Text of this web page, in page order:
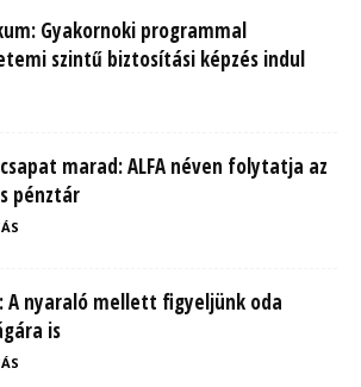
Gyakornoki programmal
szintű biztosítási képzés indul
marad: ALFA néven folytatja az
pénztár
A nyaraló mellett figyeljünk oda
is